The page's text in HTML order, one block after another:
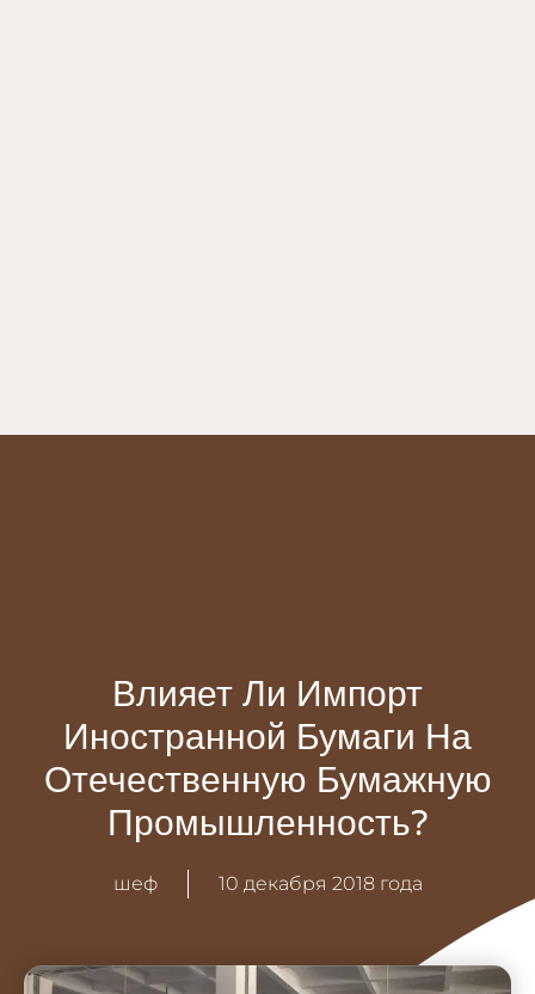
Влияет Ли Импорт
Иностранной Бумаги На
Отечественную Бумажную
Промышленность?
шеф 10 декабря 2018 года